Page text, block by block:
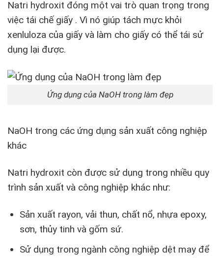
Natri hydroxit đóng một vai trò quan trọng trong
việc tái chế giấy . Vì nó giúp tách mực khỏi
xenluloza của giấy và làm cho giấy có thể tái sử
dụng lại được.
Ứng dụng của NaOH trong làm đẹp
NaOH trong các ứng dụng sản xuất công nghiệp
khác
Natri hydroxit còn được sử dụng trong nhiều quy
trình sản xuất và công nghiệp khác như:
Sản xuất rayon, vải thun, chất nổ, nhựa epoxy,
sơn, thủy tinh và gốm sứ.
Sử dụng trong ngành công nghiệp dệt may để